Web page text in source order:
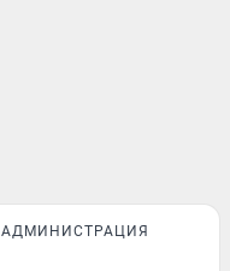
АДМИНИСТРАЦИЯ